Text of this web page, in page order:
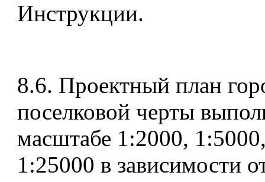
Инструкции.
8.6. Проектный план
поселковой черты
масштабе 1:2000,
1:25000 в зависимости